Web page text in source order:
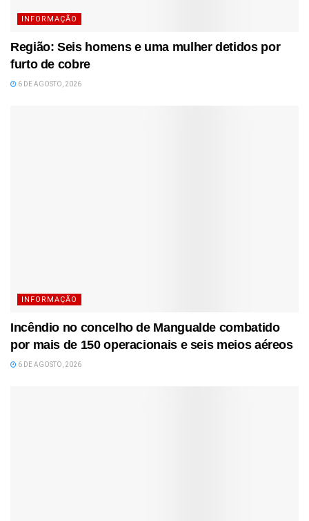
INFORMAÇÃO
Região: Seis homens e uma mulher detidos por
furto de cobre
6 DE AGOSTO, 2026
INFORMAÇÃO
Incêndio no concelho de Mangualde combatido
por mais de 150 operacionais e seis meios aéreos
6 DE AGOSTO, 2026